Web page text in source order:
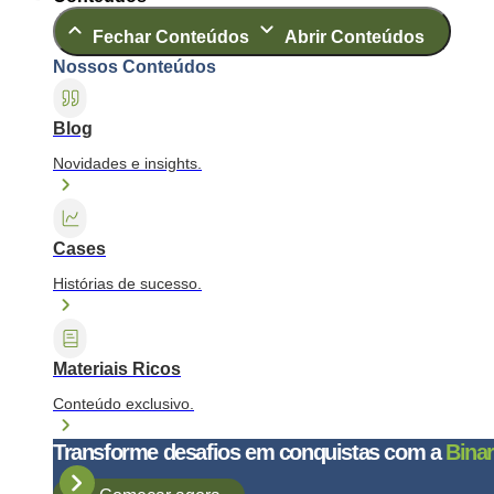
Fechar Conteúdos
Abrir Conteúdos
Nossos Conteúdos
Blog
Novidades e insights.
Cases
Histórias de sucesso.
Materiais Ricos
Conteúdo exclusivo.
Transforme desafios em conquistas com a